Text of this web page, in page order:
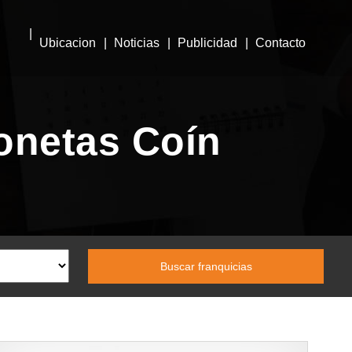
Ubicacion Noticias Publicidad Contacto
Coín